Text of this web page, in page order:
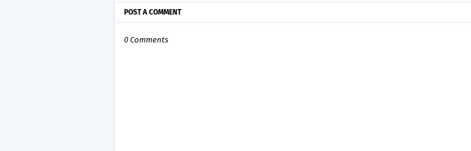
POST A COMMENT
0 Comments